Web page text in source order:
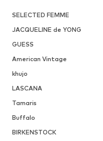
SELECTED FEMME
JACQUELINE de YONG
GUESS
American Vintage
khujo
LASCANA
Tamaris
Buffalo
BIRKENSTOCK